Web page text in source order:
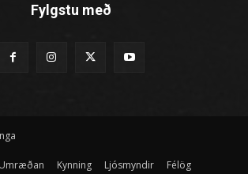
Fylgstu með
Umræðan Kynning Ljósmyndir Félög